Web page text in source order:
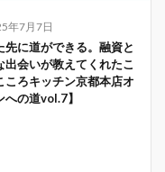
年7月7日
先に道ができる。融資と
出会いが教えてくれたこ
ころキッチン京都本店オ
への道vol.7】